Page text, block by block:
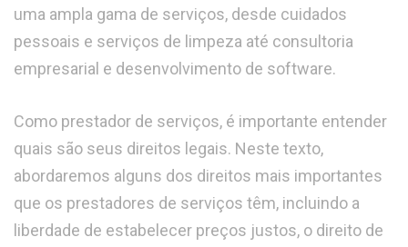
uma ampla gama de serviços, desde cuidados
pessoais e serviços de limpeza até consultoria
empresarial e desenvolvimento de software.
Como prestador de serviços, é importante entender
quais são seus direitos legais. Neste texto,
abordaremos alguns dos direitos mais importantes
que os prestadores de serviços têm, incluindo a
liberdade de estabelecer preços justos, o direito de